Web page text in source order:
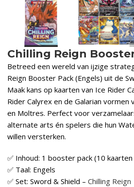
Chilling Reign
Betreed een wereld van ijzige
Reign Booster Pack (Engels) uit de
Maak kans op kaarten van Ice Rider
Rider Calyrex en de Galarian vormen
en Moltres. Perfect voor
alternate arts én spelers die hun
willen versterken.
✅ Inhoud: 1 booster pack (10
✅ Taal: Engels
✅ Set: Sword & Shield – Chilling Reign